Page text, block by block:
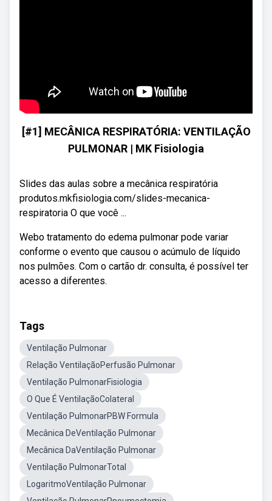
[#1] MECÂNICA RESPIRATÓRIA: VENTILAÇÃO
PULMONAR | MK Fisiologia
Slides das aulas sobre a mecânica respiratória
produtos.mkfisiologia.com/slides-mecanica-
respiratoria O que você ...
Webo tratamento do edema pulmonar pode variar
conforme o evento que causou o acúmulo de líquido
nos pulmões. Com o cartão dr. consulta, é possível ter
acesso a diferentes.
Tags
Ventilação Pulmonar
Relação VentilaçãoPerfusão Pulmonar
Ventilação PulmonarFisiologia
O Que É VentilaçãoColateral
Ventilação PulmonarPBW Formula
Mecânica DeVentilação Pulmonar
Mecânica DaVentilação Pulmonar
Ventilação PulmonarTotal
LogaritmoVentilação Pulmonar